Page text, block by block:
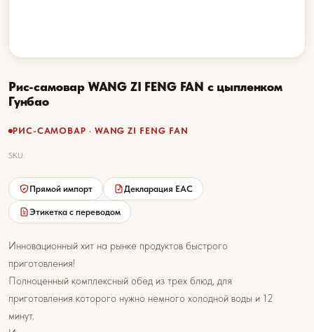
Рис-самовар WANG ZI FENG FAN с цыпленком
Гунбао
РИС-САМОВАР · WANG ZI FENG FAN
SKU:
Прямой импорт Декларация EAC
Этикетка с переводом
Инновационный хит на рынке продуктов быстрого
приготовления!
Полноценный комплексный обед из трех блюд, для
приготовления которого нужно немного холодной воды и 12
минут.